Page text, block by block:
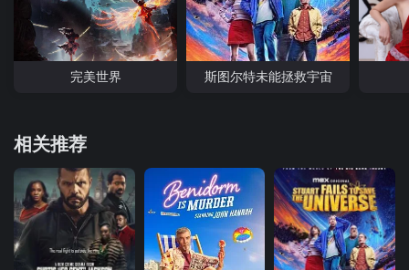
完美世界 斯图尔特未能拯救宇宙
相关推荐